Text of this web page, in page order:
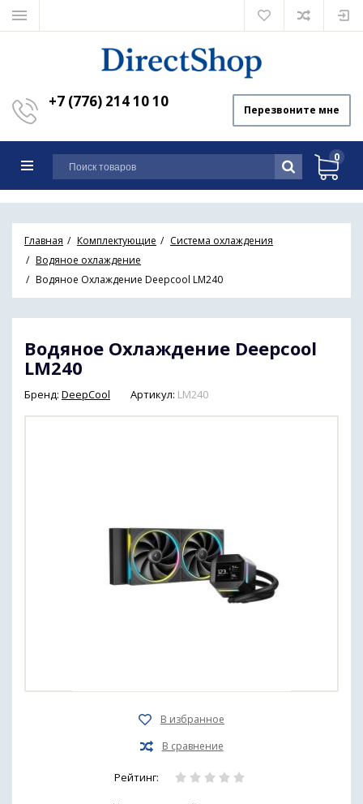
+7 (776) 214 10 10 Перезвоните мне
0
Главная Комплектующие
Система охлаждения
Водяное охлаждение
Водяное Охлаждение Deepcool LM240
Водяное Охлаждение Deepcool
LM240
Бренд: DeepCool Артикул: LM240
Рейтинг: